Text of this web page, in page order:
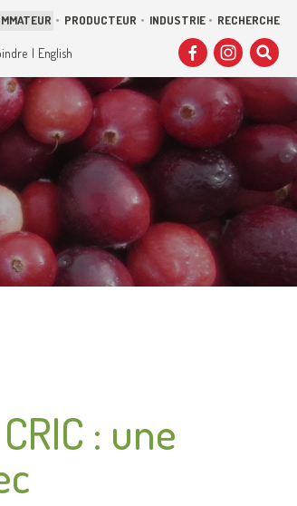
PRODUCTEUR INDUSTRIE RECHERCHE
English
sur
:
: une